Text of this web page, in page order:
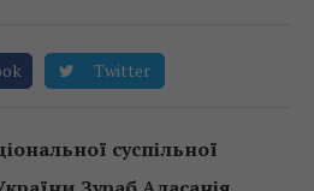
Twitter
суспільної